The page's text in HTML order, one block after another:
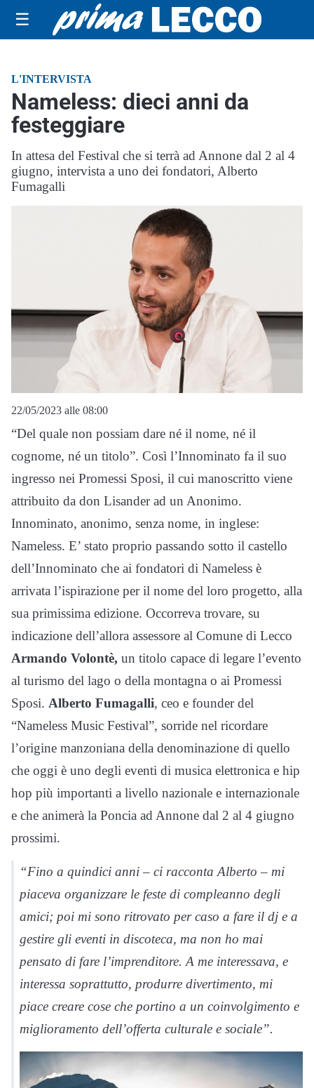
☰
L'INTERVISTA
Nameless: dieci anni da
festeggiare
In attesa del Festival che si terrà ad Annone dal 2 al 4
giugno, intervista a uno dei fondatori, Alberto
Fumagalli
22/05/2023 alle 08:00
“Del quale non possiam dare né il nome, né il
cognome, né un titolo”. Così l’Innominato fa il suo
ingresso nei Promessi Sposi, il cui manoscritto viene
attribuito da don Lisander ad un Anonimo.
Innominato, anonimo, senza nome, in inglese:
Nameless. E’ stato proprio passando sotto il castello
dell’Innominato che ai fondatori di Nameless è
arrivata l’ispirazione per il nome del loro progetto, alla
sua primissima edizione. Occorreva trovare, su
indicazione dell’allora assessore al Comune di Lecco
Armando Volontè, un titolo capace di legare l’evento
al turismo del lago o della montagna o ai Promessi
Sposi. Alberto Fumagalli, ceo e founder del
“Nameless Music Festival”, sorride nel ricordare
l’origine manzoniana della denominazione di quello
che oggi è uno degli eventi di musica elettronica e hip
hop più importanti a livello nazionale e internazionale
e che animerà la Poncia ad Annone dal 2 al 4 giugno
prossimi.
“Fino a quindici anni – ci racconta Alberto – mi
piaceva organizzare le feste di compleanno degli
amici; poi mi sono ritrovato per caso a fare il dj e a
gestire gli eventi in discoteca, ma non ho mai
pensato di fare l’imprenditore. A me interessava, e
interessa soprattutto, produrre divertimento, mi
piace creare cose che portino a un coinvolgimento e
miglioramento dell’offerta culturale e sociale”.